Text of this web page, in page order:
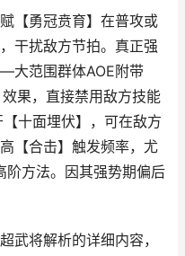
【勇冠贲育】在普攻或
干扰敌方节拍。真正强
大范围群体AOE附带
果，直接禁用敌方技能
十面埋伏】，可在敌方
【合击】触发频率，尤
阶方法。因其强势期偏后
武将解析的详细内容，